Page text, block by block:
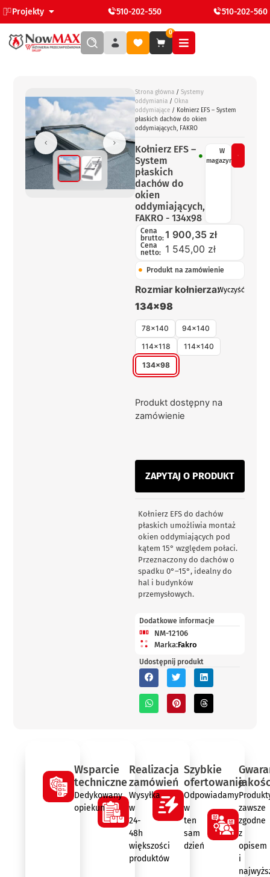
Projekty 510-202-550 510-202-560
0
Strona główna / Systemy
oddymiania / Okna
oddymiające / Kołnierz EFS – System
płaskich dachów do okien
oddymiających, FAKRO
Kołnierz EFS –
System
płaskich
dachów do
okien
oddymiających,
FAKRO - 134x98
W
magazynie
Cena
brutto:1 900,35 zł
Cena
netto: 1 545,00 zł
Produkt na zamówienie
Rozmiar kołnierza:
134x98
78x140
94x140
114x118
114x140
134x98
Wyczyść
Produkt dostępny na
zamówienie
ZAPYTAJ O PRODUKT
Kołnierz EFS do dachów
płaskich umożliwia montaż
okien oddymiających pod
kątem 15° względem połaci.
Przeznaczony do dachów o
spadku 0°–15°, idealny do
hal i budynków
przemysłowych.
Dodatkowe informacje
NM-12106
Marka:Fakro
Udostępnij produkt
Wsparcie
techniczne
Dedykowany
opiekun
Realizacja
zamówień
Wysyłka
w
24-
48h
większości
produktów
Szybkie
ofertowanie
Odpowiadamy
w
ten
sam
dzień
zawsze
zgodne
z
opisem
i